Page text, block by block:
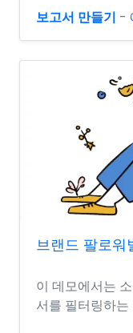
보고서 만들기 -
브랜드 팔로워
이 데모에서는
서를 필터링하